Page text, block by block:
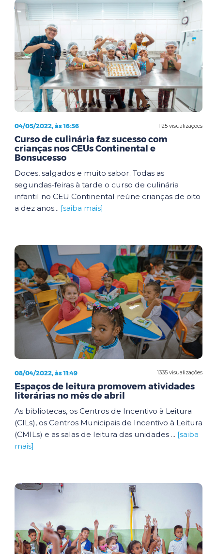
1125 visualizações
04/05/2022, às 16:56
Curso de culinária faz sucesso com
crianças nos CEUs Continental e
Bonsucesso
Doces, salgados e muito sabor. Todas as
segundas-feiras à tarde o curso de culinária
infantil no CEU Continental reúne crianças de oito
a dez anos... [saiba mais]
1335 visualizações
08/04/2022, às 11:49
Espaços de leitura promovem atividades
literárias no mês de abril
As bibliotecas, os Centros de Incentivo à Leitura
(CILs), os Centros Municipais de Incentivo à Leitura
(CMILs) e as salas de leitura das unidades ... [saiba
mais]